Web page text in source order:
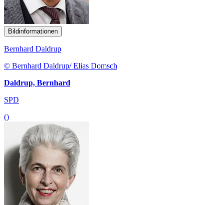
Bildinformationen
Bernhard Daldrup
© Bernhard Daldrup/ Elias Domsch
Daldrup, Bernhard
SPD
()